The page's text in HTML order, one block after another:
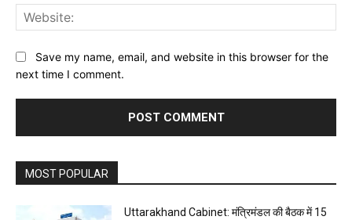
Save my name, email, and website in this browser for the
next time I comment.
MOST POPULAR
Uttarakhand Cabinet: मंत्रिमंडल की बैठक में 15